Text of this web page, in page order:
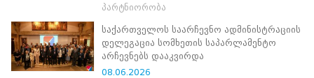
პოლიტიკა
ანგარიშები
მემორანდუმი
მიღწევები
პარტნიორობა
საქართველოს საარჩევნო ადმინისტრაციის
დელეგაცია სომხეთის საპარლამენტო
არჩევნებს დააკვირდა
08.06.2026